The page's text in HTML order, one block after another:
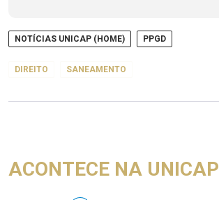
NOTÍCIAS UNICAP (HOME) PPGD
DIREITO SANEAMENTO
ACONTECE NA UNICAP